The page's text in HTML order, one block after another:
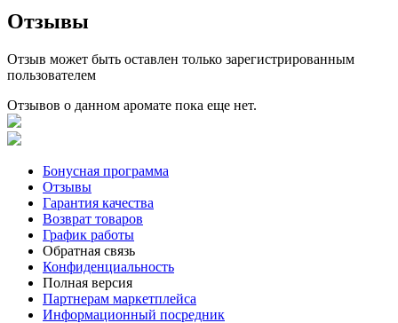
Отзывы
Отзыв может быть оставлен только зарегистрированным
пользователем
Отзывов о данном аромате пока еще нет.
Бонусная программа
Отзывы
Гарантия качества
Возврат товаров
График работы
Обратная связь
Конфиденциальность
Полная версия
Партнерам маркетплейса
Информационный посредник